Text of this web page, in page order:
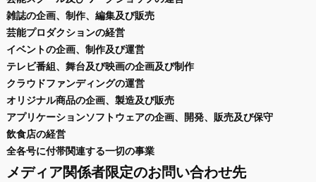
雑誌の企画、制作、編集及び販売
芸能プロダクションの経営
イベントの企画、制作及び運営
テレビ番組、舞台及び映画の企画及び制作
クラウドファンディングの運営
オリジナル商品の企画、製造及び販売
アプリケーションソフトウェアの企画、開発、販売及び保守
飲食店の経営
全各号に付帯関連する一切の事業
メディア関係者限定のお問い合わせ先